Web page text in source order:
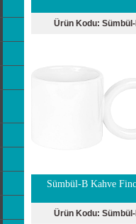
Ürün Kodu:
Sümbül-B Kahve
Ürün Kodu: